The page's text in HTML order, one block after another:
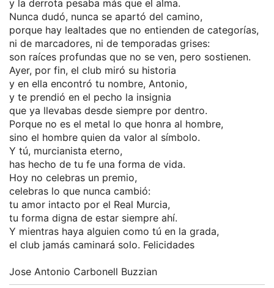
y la derrota pesaba más que el alma.
Nunca dudó, nunca se apartó del camino,
porque hay lealtades que no entienden de categorías,
ni de marcadores, ni de temporadas grises:
son raíces profundas que no se ven, pero sostienen.
Ayer, por fin, el club miró su historia
y en ella encontró tu nombre, Antonio,
y te prendió en el pecho la insignia
que ya llevabas desde siempre por dentro.
Porque no es el metal lo que honra al hombre,
sino el hombre quien da valor al símbolo.
Y tú, murcianista eterno,
has hecho de tu fe una forma de vida.
Hoy no celebras un premio,
celebras lo que nunca cambió:
tu amor intacto por el Real Murcia,
tu forma digna de estar siempre ahí.
Y mientras haya alguien como tú en la grada,
el club jamás caminará solo. Felicidades
Jose Antonio Carbonell Buzzian